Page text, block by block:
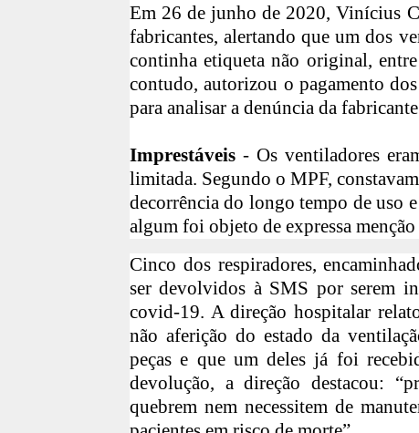
Em 26 de junho de 2020, Vinícius
fabricantes, alertando que um dos
continha etiqueta não original,
contudo, autorizou o pagamento
para analisar a denúncia da
Imprestáveis - Os ventiladores
limitada. Segundo o MPF,
decorrência do longo tempo de uso
algum foi objeto de expressa
Cinco dos respiradores,
ser devolvidos à SMS por serem
covid-19. A direção hospitalar
não aferição do estado da
peças e que um deles já foi
devolução, a direção destacou:
quebrem nem necessitem de